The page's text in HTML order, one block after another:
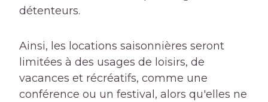
détenteurs.
Ainsi, les locations saisonnières seront
limitées à des usages de loisirs, de
vacances et récréatifs, comme une
conférence ou un festival, alors qu'elles ne